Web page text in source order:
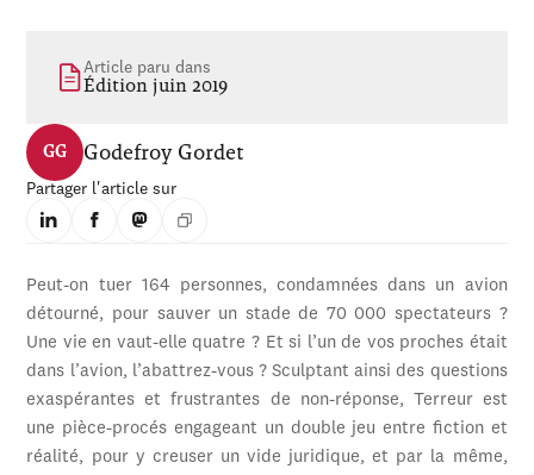
Article paru dans
Édition juin 2019
GG Godefroy Gordet
Partager l'article sur
Peut-on tuer 164 personnes, condamnées dans un avion
détourné, pour sauver un stade de 70 000 spectateurs ?
Une vie en vaut-elle quatre ? Et si l’un de vos proches était
dans l’avion, l’abattrez-vous ? Sculptant ainsi des questions
exaspérantes et frustrantes de non-réponse, Terreur est
une pièce-procés engageant un double jeu entre fiction et
réalité, pour y creuser un vide juridique, et par la même,